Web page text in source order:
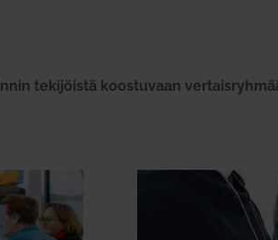
teki­jöistä koos­tuvaan